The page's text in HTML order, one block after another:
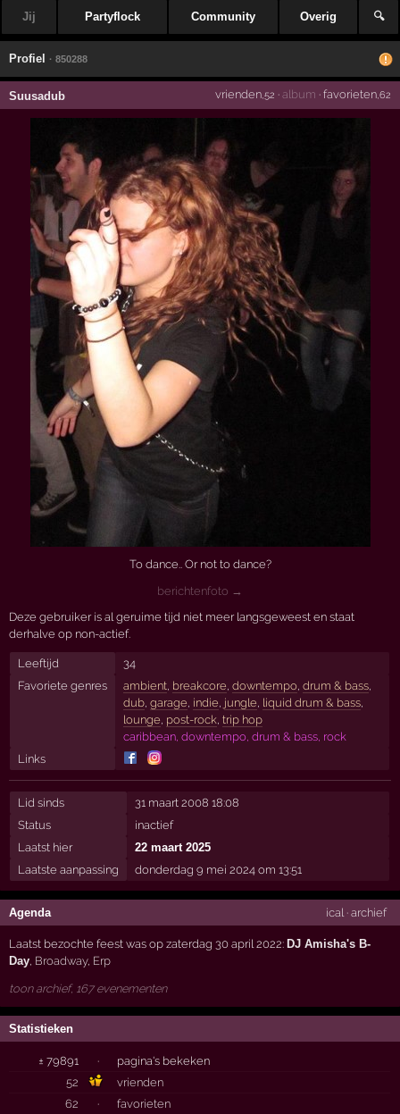
Jij Partyflock Community Overig 🔍
Profiel · 850288
Suusadub vrienden,52 · album · favorieten,62
To dance.. Or not to dance?
berichtenfoto →
Deze gebruiker is al geruime tijd niet meer langsgeweest en staat
derhalve op non-actief.
Leeftijd
34
Favoriete genres
ambient, breakcore, downtempo, drum & bass,
dub, garage, indie, jungle, liquid drum & bass,
lounge, post-rock, trip hop
caribbean, downtempo, drum & bass, rock
Links
Lid sinds
31 maart 2008 18:08
Status
inactief
Laatst hier
22 maart 2025
Laatste aanpassing
donderdag 9 mei 2024 om 13:51
Agenda ical· archief
Laatst bezochte feest was op zaterdag 30 april 2022:DJ Amisha's B-
Day Broadway, Erp
toon archief, 167 evenementen
Statistieken
± 79891 ·
pagina's bekeken
52
vrienden
62
·
favorieten